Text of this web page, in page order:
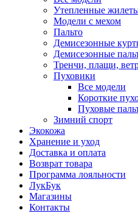
Утепленные
Модели с мехом
Пальто
Демисезонные
Демисезонные
Тренчи, плащи,
Пуховики
Все модели
Короткие
Пуховые
Зимний спорт
Экокожа
Хранение и уход
Доставка и оплата
Возврат товара
Программа лояльности
ЛукБук
Магазины
Контакты